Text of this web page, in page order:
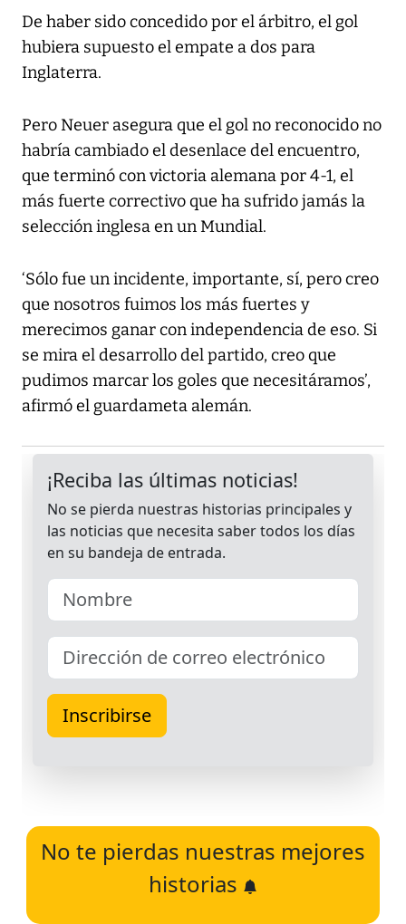
De haber sido concedido por el árbitro, el gol
hubiera supuesto el empate a dos para
Inglaterra.
Pero Neuer asegura que el gol no reconocido no
habría cambiado el desenlace del encuentro,
que terminó con victoria alemana por 4-1, el
más fuerte correctivo que ha sufrido jamás la
selección inglesa en un Mundial.
‘Sólo fue un incidente, importante, sí, pero creo
que nosotros fuimos los más fuertes y
merecimos ganar con independencia de eso. Si
se mira el desarrollo del partido, creo que
pudimos marcar los goles que necesitáramos’,
afirmó el guardameta alemán.
No te pierdas nuestras mejores
historias